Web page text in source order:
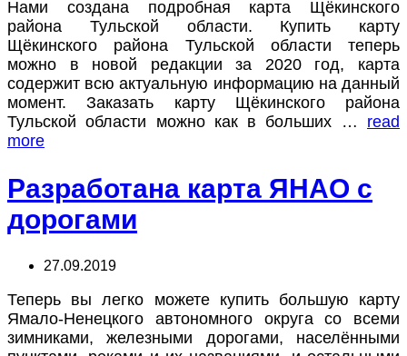
Нами создана подробная карта Щёкинского
района Тульской области. Купить карту
Щёкинского района Тульской области теперь
можно в новой редакции за 2020 год, карта
содержит всю актуальную информацию на данный
момент. Заказать карту Щёкинского района
Тульской области можно как в больших … read
more
Разработана карта ЯНАО с
дорогами
27.09.2019
Теперь вы легко можете купить большую карту
Ямало-Ненецкого автономного округа со всеми
зимниками, железными дорогами, населёнными